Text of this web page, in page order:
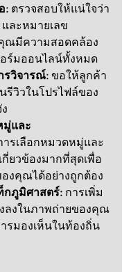
: ตรวจสอบให้แน่ใจว่า
ละหมายเลข
ณมีความสอดคล้อง
ร์มออนไลน์ทั้งหมด
รวิจารณ์: ขอให้ลูกค้า
รีวิวในโปรไฟล์ของ
มู่และ
ารเลือกหมวดหมู่และ
ยวข้องมากที่สุดเพื่อ
งคุณได้อย่างถูกต้อง
กภูมิศาสตร์: การเพิ่ม
ลงในภาพถ่ายของคุณ
รมองเห็นในท้องถิ่น